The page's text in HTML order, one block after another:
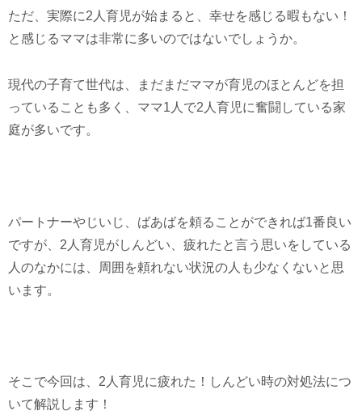
ただ、実際に2人育児が始まると、幸せを感じる暇もない！
と感じるママは非常に多いのではないでしょうか。
現代の子育て世代は、まだまだママが育児のほとんどを担
っていることも多く、ママ1人で2人育児に奮闘している家
庭が多いです。
パートナーやじいじ、ばあばを頼ることができれば1番良い
ですが、2人育児がしんどい、疲れたと言う思いをしている
人のなかには、周囲を頼れない状況の人も少なくないと思
います。
そこで今回は、2人育児に疲れた！しんどい時の対処法につ
いて解説します！